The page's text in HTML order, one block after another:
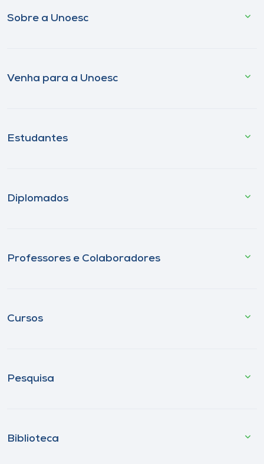
Sobre a Unoesc
Venha para a Unoesc
Estudantes
Diplomados
Professores e Colaboradores
Cursos
Pesquisa
Biblioteca